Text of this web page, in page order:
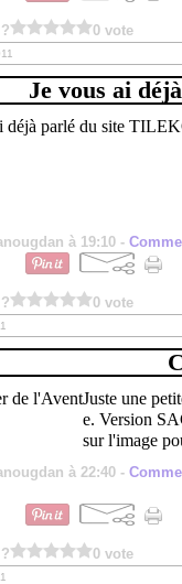
0 vote
Je vous ai
à 19:10 -
0 vote
Juste une
e. Version
sur l'image
à 22:40 -
0 vote